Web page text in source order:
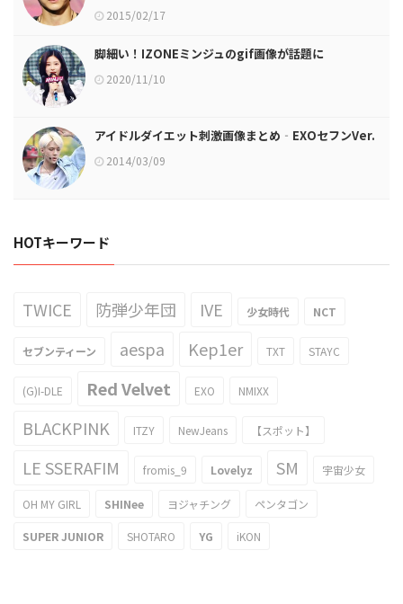
2015/02/17
脚細い！IZONEミンジュのgif画像が話題に
2020/11/10
アイドルダイエット刺激画像まとめ‐EXOセフンVer.
2014/03/09
HOTキーワード
TWICE 防弾少年団 IVE 少女時代 NCT
セブンティーン aespa Kep1er TXT STAYC
(G)I-DLE Red Velvet EXO NMIXX
BLACKPINK ITZY NewJeans 【スポット】
LE SSERAFIM fromis_9 Lovelyz SM 宇宙少女
OH MY GIRL SHINee ヨジャチング ペンタゴン
SUPER JUNIOR SHOTARO YG iKON